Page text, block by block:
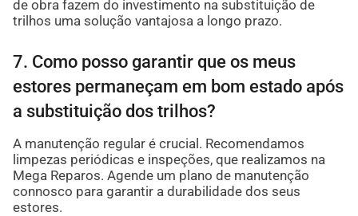
de obra fazem do investimento na substituição de
trilhos uma solução vantajosa a longo prazo.
7. Como posso garantir que os meus
estores permaneçam em bom estado após
a substituição dos trilhos?
A manutenção regular é crucial. Recomendamos
limpezas periódicas e inspeções, que realizamos na
Mega Reparos. Agende um plano de manutenção
connosco para garantir a durabilidade dos seus
estores.